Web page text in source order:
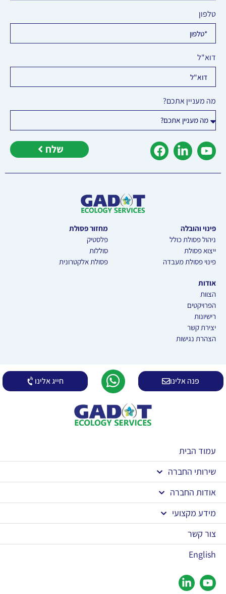
טלפון
דוא"ל
מה מעניין אתכם?
שלח
פינוי והובלה
ניהול פסולת כולל
ייצוא פסולת
פינוי פסולת מעבדה
מחזור פסולת
פלסטיק
סוללות
פסולת אלקטרונית
אודות
הצוות
הפרויקטים
רישיונות
יצירת קשר
הצהרת נגישות
פנה אלינו חייג אלינו
עמוד הבית
שירותי החברה
אודות החברה
מידע מקצועי
צור קשר
English